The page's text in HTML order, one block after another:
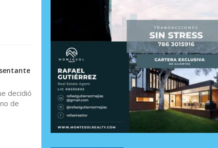
decidió
de